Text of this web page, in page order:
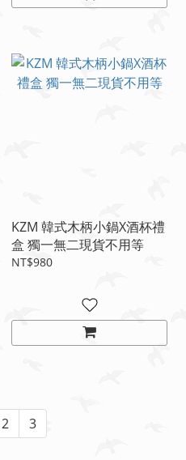
KZM 韓式木柄小鍋X酒杯禮
盒 獨一無二現貨不用等
NT$980
2 3